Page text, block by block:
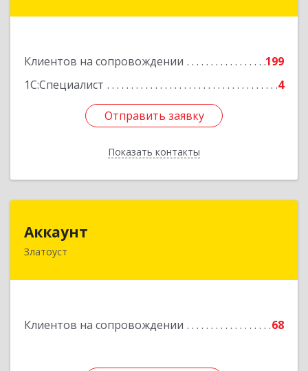
Клиентов на сопровождении
199
1С:Специалист
4
Отправить заявку
Показать контакты
Отправить заявку
Назад
Аккаунт
Златоуст
Клиентов на сопровождении 68
456200, Челябинская обл, Златоуст г, 40-летия